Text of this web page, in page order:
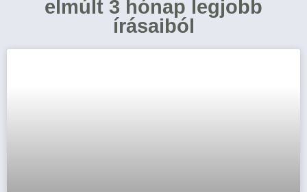
elmúlt 3 hónap legjobb
írásaiból